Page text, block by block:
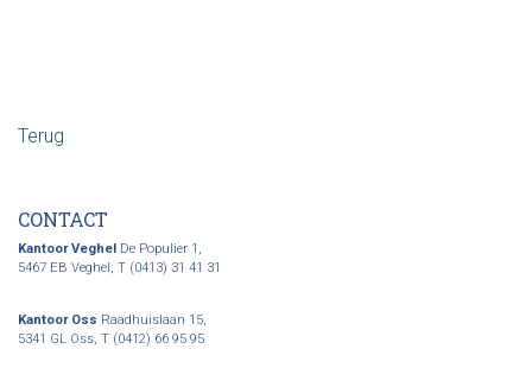
Terug
CONTACT
Kantoor Veghel De Populier 1,
5467 EB Veghel, T (0413) 31 41 31
Kantoor Oss Raadhuislaan 15,
5341 GL Oss, T (0412) 66 95 95